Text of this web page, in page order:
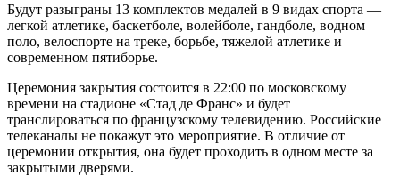
Будут разыграны 13 комплектов медалей в 9 видах спорта —
легкой атлетике, баскетболе, волейболе, гандболе, водном
поло, велоспорте на треке, борьбе, тяжелой атлетике и
современном пятиборье.
Церемония закрытия состоится в 22:00 по московскому
времени на стадионе «Стад де Франс» и будет
транслироваться по французскому телевидению. Российские
телеканалы не покажут это мероприятие. В отличие от
церемонии открытия, она будет проходить в одном месте за
закрытыми дверями.